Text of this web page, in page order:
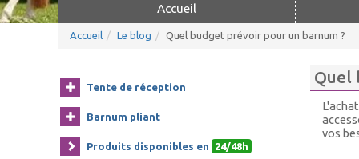
Accueil
Accueil Le blog Quel budget prévoir pour un barnum ?
Tente de réception
Barnum pliant
Produits disponibles en 24/48h
Quel
vos